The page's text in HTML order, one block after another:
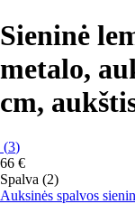
Sieninė
metalo,
cm,
(3)
66 €
Spalva (2)
Auksinės spalvos